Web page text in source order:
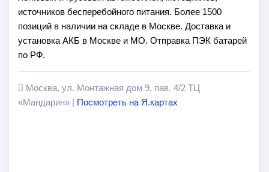
источников бесперебойного питания. Более 1500
позиций в наличии на складе в Москве. Доставка и
установка АКБ в Москве и МО. Отправка ПЭК батарей
по РФ.
Москва, ул. Монтажная дом 9, пав. 4/2 ТЦ
«Мандарин» | Посмотреть на Я.картах